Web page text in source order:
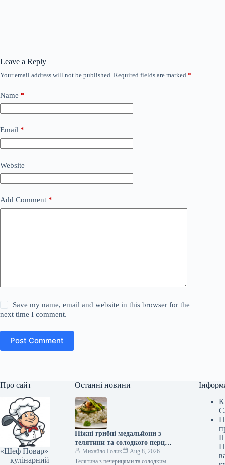
Leave a Reply
Your email address will not be published. Required fields are marked *
Name *
Email *
Website
Add Comment *
Save my name, email and website in this browser for the
next time I comment.
Post Comment
Про сайт
«Шеф Повар»
— кулінарний
Останні новини
Ніжні грибні медальйони з
телятини та солодкого перцю:
покроковий рецепт із фото
Михайло Голик
Aug 8, 2026
Телятина з печерицями та солодким